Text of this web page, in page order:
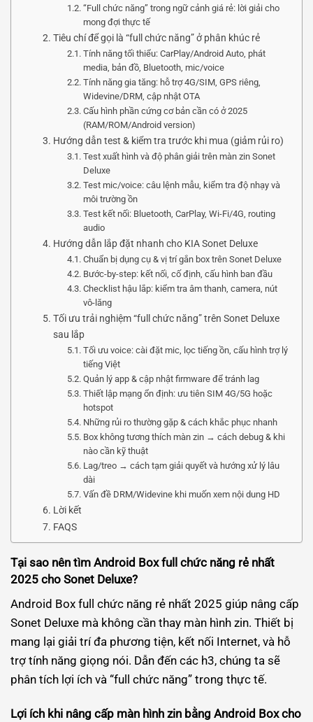
“Full chức năng” trong ngữ cảnh giá rẻ: lời giải cho
mong đợi thực tế
Tiêu chí để gọi là “full chức năng” ở phân khúc rẻ
Tính năng tối thiểu: CarPlay/Android Auto, phát
media, bản đồ, Bluetooth, mic/voice
Tính năng gia tăng: hỗ trợ 4G/SIM, GPS riêng,
Widevine/DRM, cập nhật OTA
Cấu hình phần cứng cơ bản cần có ở 2025
(RAM/ROM/Android version)
Hướng dẫn test & kiểm tra trước khi mua (giảm rủi ro)
Test xuất hình và độ phân giải trên màn zin Sonet
Deluxe
Test mic/voice: câu lệnh mẫu, kiểm tra độ nhạy và
môi trường ồn
Test kết nối: Bluetooth, CarPlay, Wi-Fi/4G, routing
audio
Hướng dẫn lắp đặt nhanh cho KIA Sonet Deluxe
Chuẩn bị dụng cụ & vị trí gắn box trên Sonet Deluxe
Bước-by-step: kết nối, cố định, cấu hình ban đầu
Checklist hậu lắp: kiểm tra âm thanh, camera, nút
vô-lăng
Tối ưu trải nghiệm “full chức năng” trên Sonet Deluxe
sau lắp
Tối ưu voice: cài đặt mic, lọc tiếng ồn, cấu hình trợ lý
tiếng Việt
Quản lý app & cập nhật firmware để tránh lag
Thiết lập mạng ổn định: ưu tiên SIM 4G/5G hoặc
hotspot
Những rủi ro thường gặp & cách khắc phục nhanh
Box không tương thích màn zin → cách debug & khi
nào cần kỹ thuật
Lag/treo → cách tạm giải quyết và hướng xử lý lâu
dài
Vấn đề DRM/Widevine khi muốn xem nội dung HD
Lời kết
FAQS
Tại sao nên tìm Android Box full chức năng rẻ nhất
2025 cho Sonet Deluxe?
Android Box full chức năng rẻ nhất 2025 giúp nâng cấp
Sonet Deluxe mà không cần thay màn hình zin. Thiết bị
mang lại giải trí đa phương tiện, kết nối Internet, và hỗ
trợ tính năng giọng nói. Dẫn đến các h3, chúng ta sẽ
phân tích lợi ích và “full chức năng” trong thực tế.
Lợi ích khi nâng cấp màn hình zin bằng Android Box cho